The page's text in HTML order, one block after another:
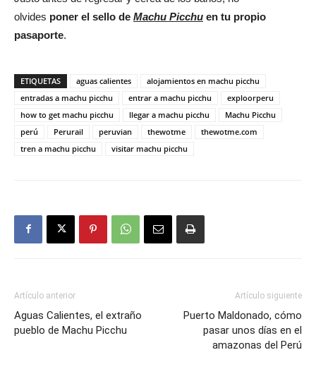
olvides poner el sello de Machu Picchu en tu propio
pasaporte.
ETIQUETAS aguas calientes
alojamientos en machu picchu
entradas a machu picchu
entrar a machu picchu
exploorperu
how to get machu picchu
llegar a machu picchu
Machu Picchu
perú
Perurail peruvian thewotme
thewotme.com
tren a machu picchu
visitar machu picchu
Artículo anterior
Aguas Calientes, el extraño
pueblo de Machu Picchu
Artículo siguiente
Puerto Maldonado, cómo
pasar unos días en el
amazonas del Perú